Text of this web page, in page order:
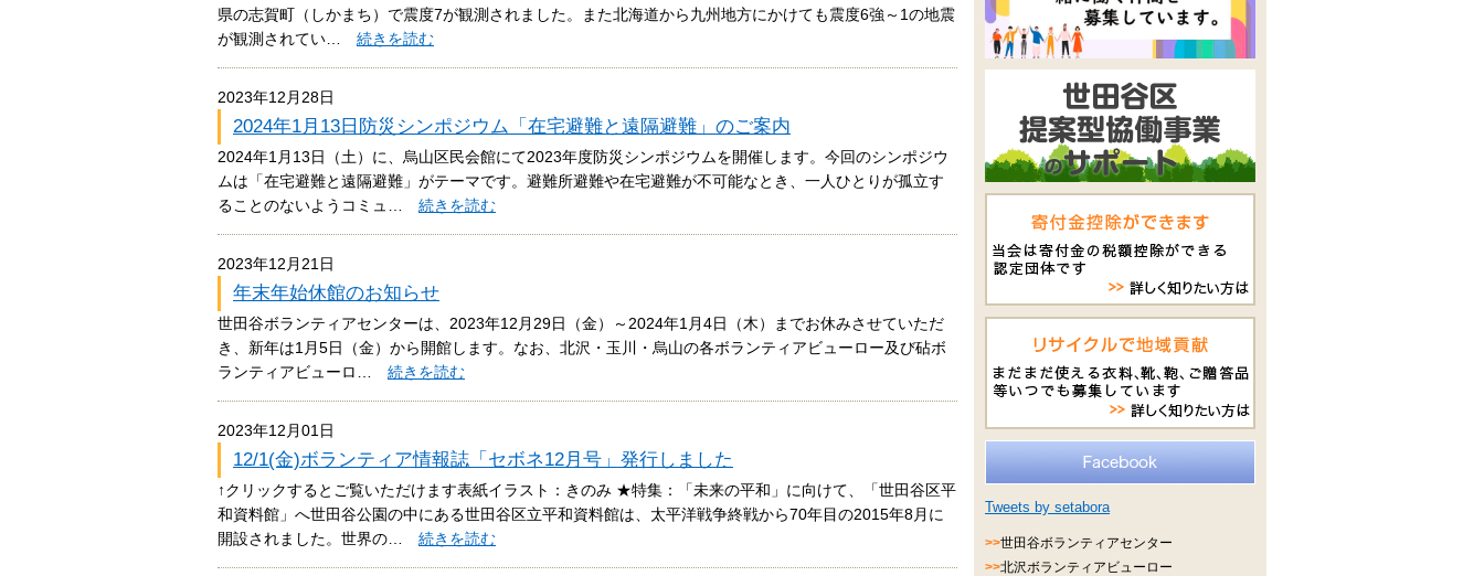
県の志賀町（しかまち）で震度7が観測されました。また北海道から九州地方にかけても震度6強～1の地震
が観測されてい… 続きを読む
2023年12月28日
2024年1月13日防災シンポジウム「在宅避難と遠隔避難」のご案内
2024年1月13日（土）に、烏山区民会館にて2023年度防災シンポジウムを開催します。今回のシンポジウ
ムは「在宅避難と遠隔避難」がテーマです。避難所避難や在宅避難が不可能なとき、一人ひとりが孤立す
ることのないようコミュ… 続きを読む
2023年12月21日
年末年始休館のお知らせ
世田谷ボランティアセンターは、2023年12月29日（金）～2024年1月4日（木）までお休みさせていただ
き、新年は1月5日（金）から開館します。なお、北沢・玉川・烏山の各ボランティアビューロー及び砧ボ
ランティアビューロ… 続きを読む
2023年12月01日
12/1(金)ボランティア情報誌「セボネ12月号」発行しました
↑クリックするとご覧いただけます表紙イラスト：きのみ ★特集：「未来の平和」に向けて、「世田谷区平
和資料館」へ世田谷公園の中にある世田谷区立平和資料館は、太平洋戦争終戦から70年目の2015年8月に
開設されました。世界の… 続きを読む
Tweets by setabora
>>世田谷ボランティアセンター
>>北沢ボランティアビューロー